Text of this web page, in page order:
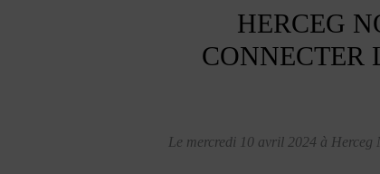
HERCEG
CONNECTER
Le mercredi 10 avril 2024 à Herceg